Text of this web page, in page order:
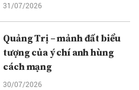
31/07/2026
Quảng Trị – mảnh đất biểu
tượng của ý chí anh hùng
cách mạng
30/07/2026